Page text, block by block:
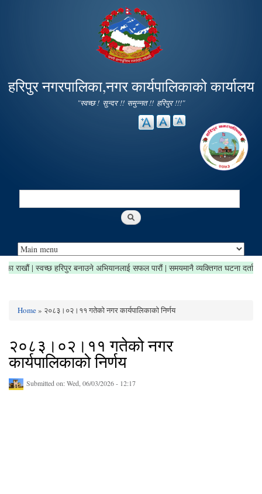
main
content
हरिपुर नगरपालिका,नगर कार्यपालिकाको कार्यालय
"स्वच्छ ! सुन्दर !! समुन्नत !! हरिपुर !!!"
Search
सफा राखौं | स्वच्छ हरिपुर बनाउने अभियानलाई सफल पारौं | समयमानै व्यक्तिगत घटना
You are here
Home» २०८३।०२।११ गतेको नगर कार्यपालिकाको निर्णय
२०८३।०२।११ गतेको नगर
कार्यपालिकाको निर्णय
Submitted on:Wed, 06/03/2026 - 12:17